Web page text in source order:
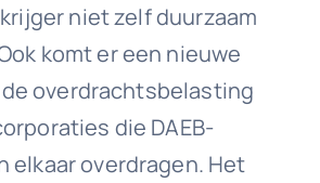
niet zelf duurzaam
komt er een nieuwe
overdrachtsbelasting
die DAEB-
elkaar overdragen. Het